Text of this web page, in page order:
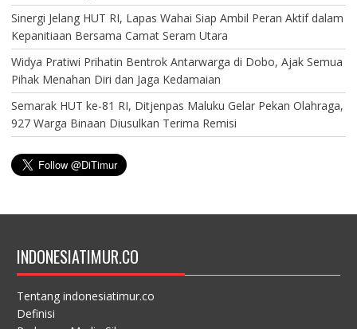
Sinergi Jelang HUT RI, Lapas Wahai Siap Ambil Peran Aktif dalam
Kepanitiaan Bersama Camat Seram Utara
Widya Pratiwi Prihatin Bentrok Antarwarga di Dobo, Ajak Semua
Pihak Menahan Diri dan Jaga Kedamaian
Semarak HUT ke-81 RI, Ditjenpas Maluku Gelar Pekan Olahraga,
927 Warga Binaan Diusulkan Terima Remisi
INDONESIATIMUR.CO
Tentang indonesiatimur.co
Definisi